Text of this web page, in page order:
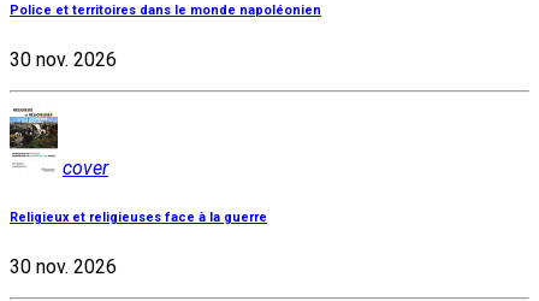
Police et territoires dans le monde napoléonien
30 nov. 2026
cover
Religieux et religieuses face à la guerre
30 nov. 2026